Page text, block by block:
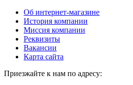
Об интернет-магазине
История компании
Миссия компании
Реквизиты
Вакансии
Карта сайта
Приезжайте к нам по адресу: